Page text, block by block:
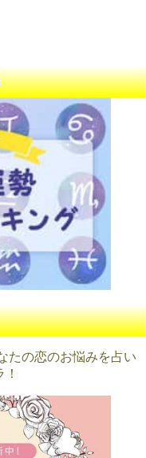
たの恋のお悩みを占い